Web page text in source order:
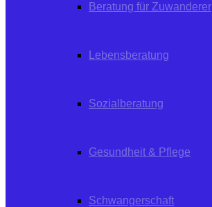
Beratung für Zuwanderer
Lebensberatung
Sozialberatung
Gesundheit & Pflege
Schwangerschaft